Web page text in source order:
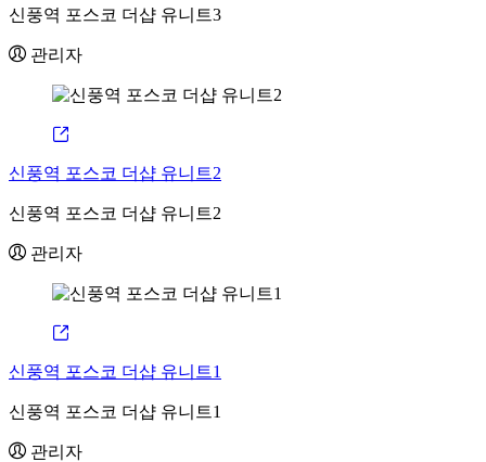
신풍역 포스코 더샵 유니트3
관리자
신풍역 포스코 더샵 유니트2
신풍역 포스코 더샵 유니트2
관리자
신풍역 포스코 더샵 유니트1
신풍역 포스코 더샵 유니트1
관리자